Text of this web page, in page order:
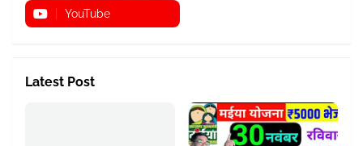
YouTube
Latest Post